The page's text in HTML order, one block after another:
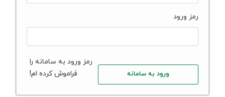
رمز ورود
ورود به سامانه
رمز ورود به سامانه را
فراموش کرده ام!